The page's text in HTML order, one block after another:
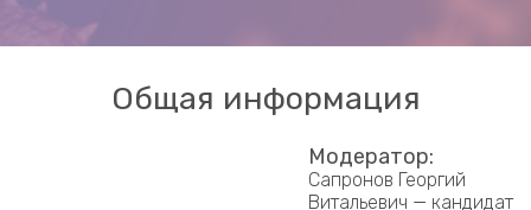
Общая информация
Модератор:
Сапронов Георгий
Витальевич — кандидат